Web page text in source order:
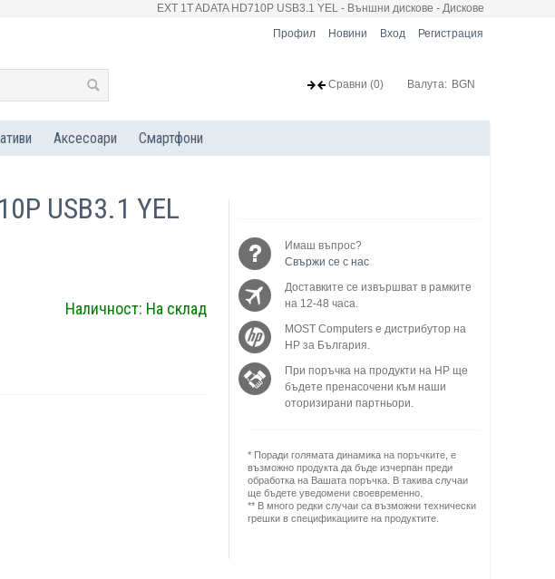
EXT 1T ADATA HD710P USB3.1 YEL - Външни дискове - Дискове
Профил Новини Вход Регистрация
Валута: BGN
Сравни (0)
Аксесоари Смартфони
USB3.1 YEL
Наличност: На склад
Имаш въпрос?
Свържи се с нас
Доставките се извършват в рамките
на 12-48 часа.
MOST Computers е дистрибутор на
HP за България.
При поръчка на продукти на HP ще
бъдете пренасочени към наши
оторизирани партньори.
* Поради голямата динамика на поръчките, е
възможно продукта да бъде изчерпан преди
обработка на Вашата поръчка. В такива случаи
ще бъдете уведомени своевременно.
** В много редки случаи са възможни технически
грешки в спецификациите на продуктите.